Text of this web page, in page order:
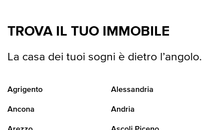
TROVA IL TUO IMMOBILE
La casa dei tuoi sogni è dietro l’angolo.
Agrigento Alessandria
Ancona Andria